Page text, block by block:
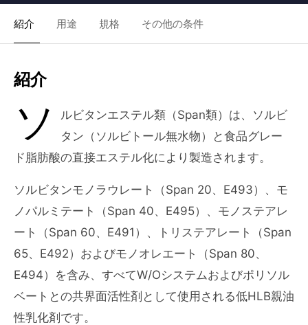
紹介 用途 規格 その他の条件
紹介
ソ
ルビタンエステル類（Span類）は、ソルビ
タン（ソルビトール無水物）と食品グレー
ド脂肪酸の直接エステル化により製造されます。
ソルビタンモノラウレート（Span 20、E493）、モ
ノパルミテート（Span 40、E495）、モノステアレ
ート（Span 60、E491）、トリステアレート（Span
65、E492）およびモノオレエート（Span 80、
E494）を含み、すべてW/Oシステムおよびポリソル
ベートとの共界面活性剤として使用される低HLB親油
性乳化剤です。